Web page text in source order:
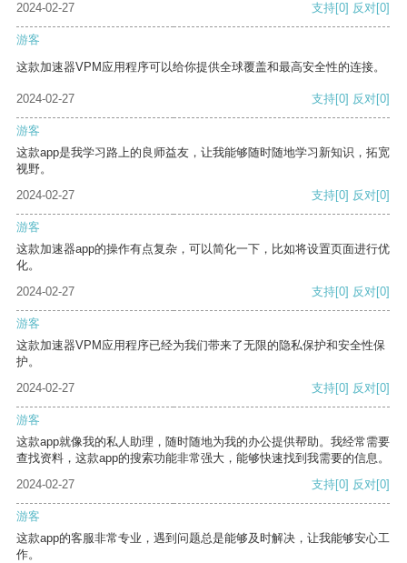
2024-02-27 支持[0] 反对[0]
游客
这款加速器VPM应用程序可以给你提供全球覆盖和最高安全性的连接。
2024-02-27 支持[0] 反对[0]
游客
这款app是我学习路上的良师益友，让我能够随时随地学习新知识，拓宽
视野。
2024-02-27
支持[0] 反对[0]
游客
这款加速器app的操作有点复杂，可以简化一下，比如将设置页面进行优
化。
2024-02-27
支持[0] 反对[0]
游客
这款加速器VPM应用程序已经为我们带来了无限的隐私保护和安全性保
护。
2024-02-27
支持[0] 反对[0]
游客
这款app就像我的私人助理，随时随地为我的办公提供帮助。我经常需要
查找资料，这款app的搜索功能非常强大，能够快速找到我需要的信息。
2024-02-27
支持[0] 反对[0]
游客
这款app的客服非常专业，遇到问题总是能够及时解决，让我能够安心工
作。